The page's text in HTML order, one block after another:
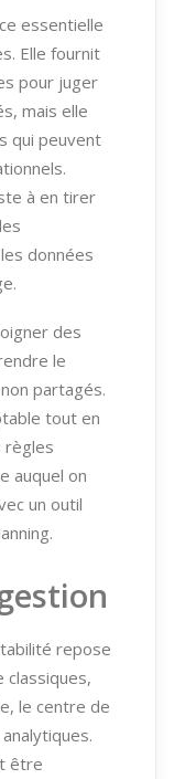
essentielle
Elle fournit
pour juger
mais elle
qui peuvent
à en tirer
données
des
le
partagés.
tout en
règles
auquel on
un outil
repose
classiques,
le centre de
être